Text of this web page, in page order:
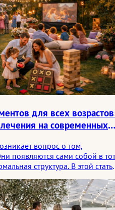
для всех
на современных
вопрос о том,
появляются сами собой в тот
структура. В этой
возможностей, которая
щедрым и
возрастов.